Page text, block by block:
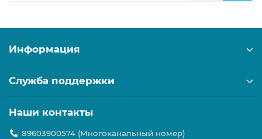
Информация
Служба поддержки
Наши контакты
89603900574 (Многоканальный номер)